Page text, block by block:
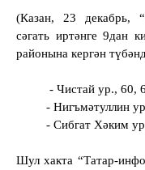
(Казан, 23 декабрь,
сәгать иртәнге 9дан
районына кергән
- Чистай ур.,60,
- Нигъмәтуллин
- Сибгат Хәким
Шул хакта “Татар-